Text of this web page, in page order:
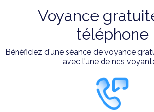
Voyance
téléphone
Bénéficiez d'une séance de voyance
avec l'une de nos